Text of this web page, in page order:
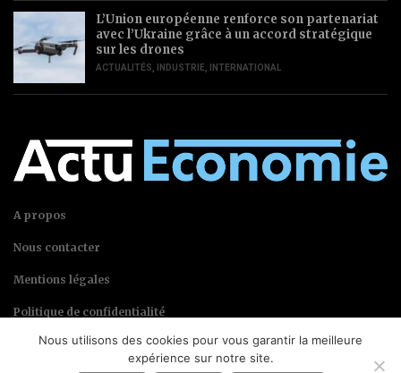
L’Union européenne renforce son partenariat
avec l’Ukraine grâce à un accord stratégique
sur les drones
ACTUALITÉS INDUSTRIE INTERNATIONAL
A propos
Nous contacter
Mentions légales
Politique de confidentialité
Nous utilisons des cookies pour vous garantir la meilleure
expérience sur notre site.